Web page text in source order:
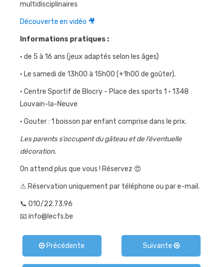
multidisciplinaires
Découverte en vidéo 🎥
Informations pratiques :
• de 5 à 16 ans (jeux adaptés selon les âges)
• Le samedi de 13h00 à 15h00 (+1h00 de goûter).
• Centre Sportif de Blocry - Place des sports 1 • 1348
Louvain-la-Neuve
• Gouter : 1 boisson par enfant comprise dans le prix.
Les parents s’occupent du gâteau et de l’éventuelle
décoration.
On attend plus que vous ! Réservez 😍
⚠ Réservation uniquement par téléphone ou par e-mail.
📞 010/22.73.96
📧 info@lecfs.be
Précédente Suivante